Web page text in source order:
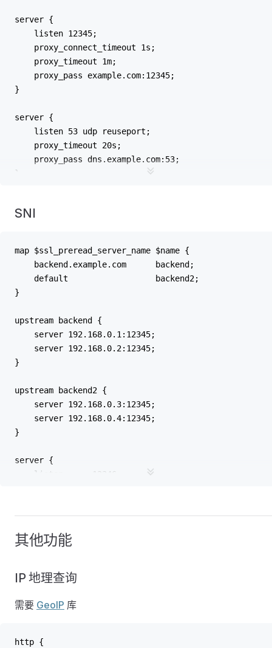
server {
    listen 12345;
    proxy_connect_timeout 1s;
    proxy_timeout 1m;
    proxy_pass example.com:12345;
}
server {
    listen 53 udp reuseport;
    proxy_timeout 20s;
    proxy_pass dns.example.com:53;
}
    listen [::1]:12345;
SNI
map $ssl_preread_server_name $name {
    backend.example.com      backend;
    default                  backend2;
}
upstream backend {
    server 192.168.0.1:12345;
    server 192.168.0.2:12345;
}
upstream backend2 {
    server 192.168.0.3:12345;
    server 192.168.0.4:12345;
}
server {
    listen      12346;
}
其他功能
IP 地理查询
需要 GeoIP 库
http {